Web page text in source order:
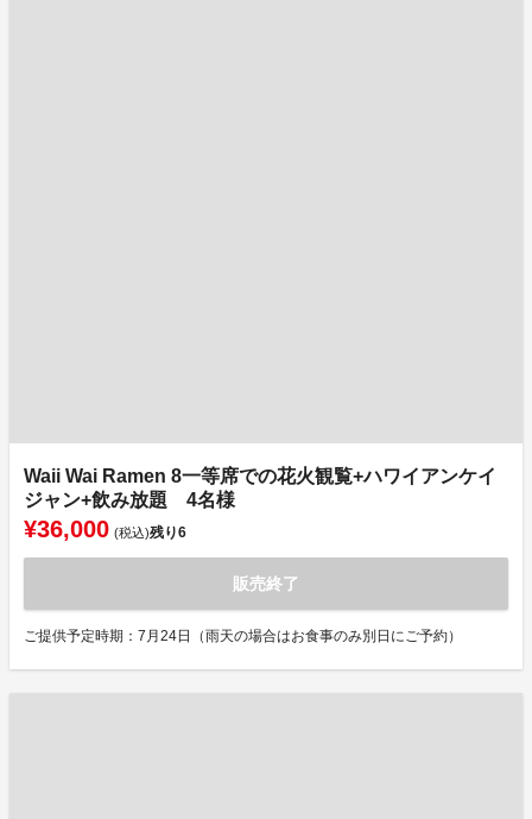
Waii Wai Ramen 8一等席での花火観覧+ハワイアンケイ
ジャン+飲み放題 4名様
¥36,000 (税込)残り6
販売終了
ご提供予定時期：7月24日（雨天の場合はお食事のみ別日にご予約）